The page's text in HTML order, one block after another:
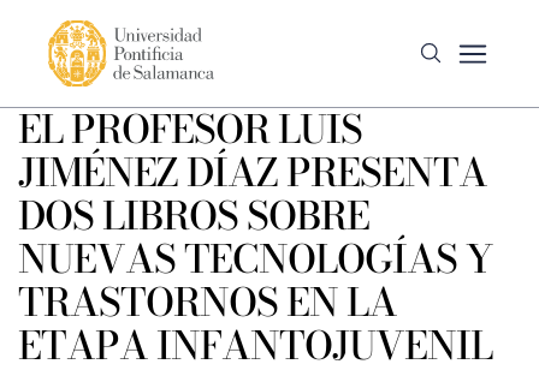
EL PROFESOR LUIS
JIMÉNEZ DÍAZ PRESENTA
DOS LIBROS SOBRE
NUEVAS TECNOLOGÍAS Y
TRASTORNOS EN LA
ETAPA INFANTOJUVENIL